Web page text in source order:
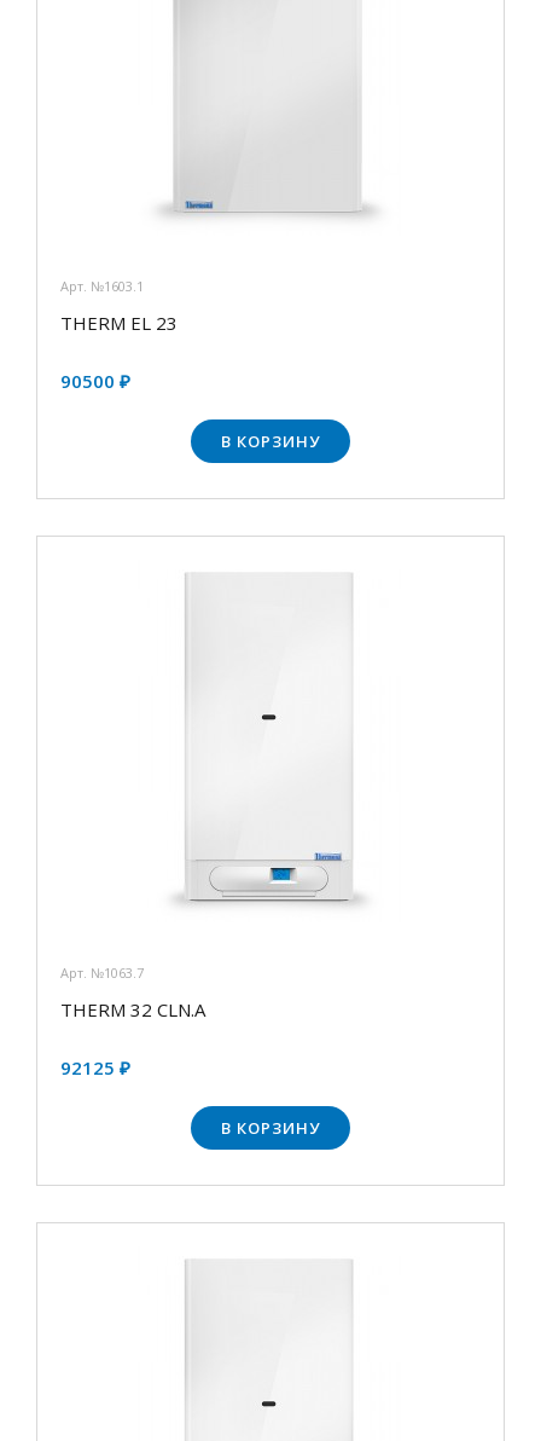
Арт. №1603.1
THERM EL 23
90500 ₽
В КОРЗИНУ
Арт. №1063.7
THERM 32 CLN.А
92125 ₽
В КОРЗИНУ